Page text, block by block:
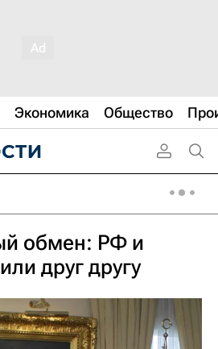
Экономика Общество
обмен: РФ и
друг другу